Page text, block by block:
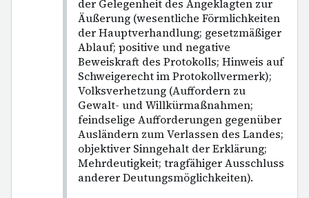
der Gelegenheit des Angeklagten zur
Äußerung (wesentliche Förmlichkeiten
der Hauptverhandlung; gesetzmäßiger
Ablauf; positive und negative
Beweiskraft des Protokolls; Hinweis auf
Schweigerecht im Protokollvermerk);
Volksverhetzung (Auffordern zu
Gewalt- und Willkürmaßnahmen;
feindselige Aufforderungen gegenüber
Ausländern zum Verlassen des Landes;
objektiver Sinngehalt der Erklärung;
Mehrdeutigkeit; tragfähiger Ausschluss
anderer Deutungsmöglichkeiten).